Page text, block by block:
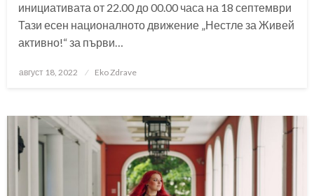
инициативата от 22.00 до 00.00 часа на 18 септември
Тази есен националното движение „Нестле за Живей
активно!“ за първи…
Posted
август 18, 2022 Eko Zdrave